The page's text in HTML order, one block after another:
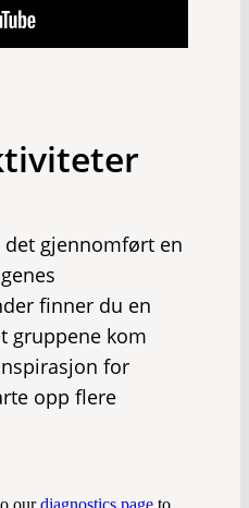
gjennomført en
finner du en
gruppene kom
for
opp flere